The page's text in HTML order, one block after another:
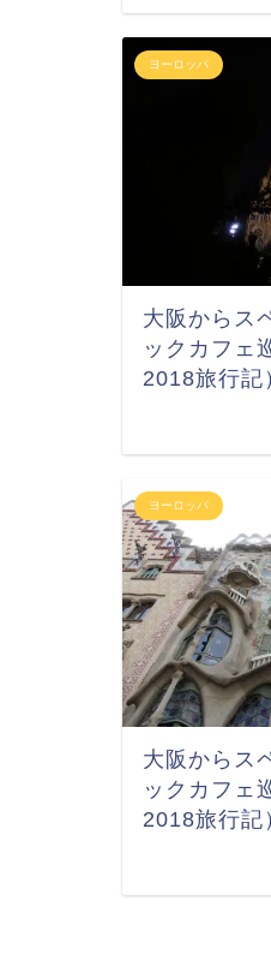
ヨーロッパ
大阪からス
ックカフェ
2018旅行記
ヨーロッパ
大阪からス
ックカフェ
2018旅行記